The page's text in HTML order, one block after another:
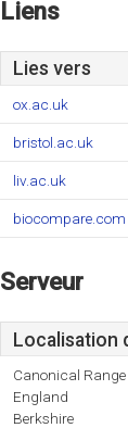
Liens
Lies vers
ox.ac.uk
bristol.ac.uk
liv.ac.uk
biocompare.com
Serveur
Localisation
Canonical
England
Berkshire